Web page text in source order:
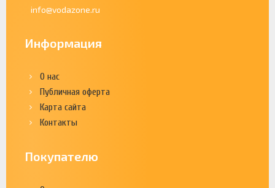
info@vodazone.ru
Информация
О нас
Публичная оферта
Карта сайта
Контакты
Покупателю